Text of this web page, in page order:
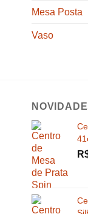
Mesa Posta
Vaso